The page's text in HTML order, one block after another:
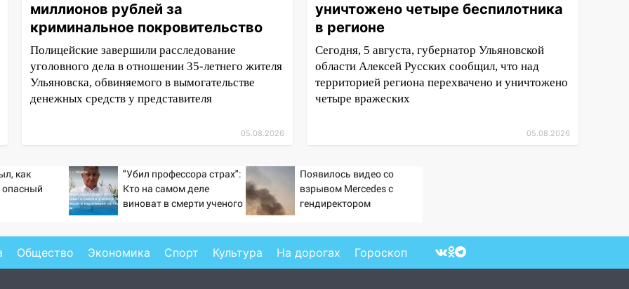
миллионов рублей за
криминальное покровительство
Полицейские завершили расследование
уголовного дела в отношении 35-летнего жителя
Ульяновска, обвиняемого в вымогательстве
денежных средств у представителя
05.08.2026
уничтожено четыре беспилотника
в регионе
Сегодня, 5 августа, губернатор Ульяновской
области Алексей Русских сообщил, что над
территорией региона перехвачено и уничтожено
четыре вражеских
05.08.2026
как
опасный
"Убил профессора страх":
Кто на самом деле
виноват в смерти ученого
горохом
Появилось видео со
взрывом Mercedes с
гендиректором
Общество Экономика Спорт Культура На дорогах Гороскоп